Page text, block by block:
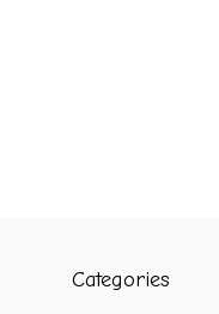
Categories